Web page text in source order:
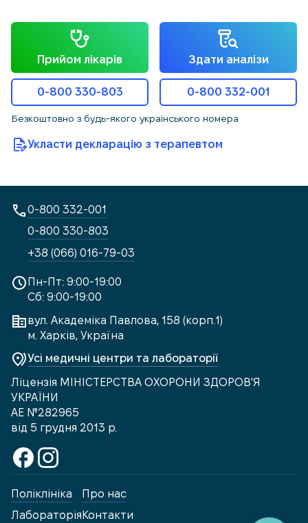
Прийом лікарів Здати аналізи
0-800 330-803 0-800 332-001
Безкоштовно з будь-якого українського номера
Укласти декларацію з терапевтом
Пн-Пт: 9:00-19:00
Сб: 9:00-19:00
вул. Академіка Павлова, 158 (корп.1)
м. Харків, Україна
Усі медичні центри та лабораторії
Ліцензія МІНІСТЕРСТВА ОХОРОНИ ЗДОРОВ'Я
УКРАЇНИ
АЕ №282965
від 5 грудня 2013 р.
0-800 332-001
0-800 330-803
+38 (066) 016-79-03
Поліклініка
Лабораторія
Про нас
Контакти